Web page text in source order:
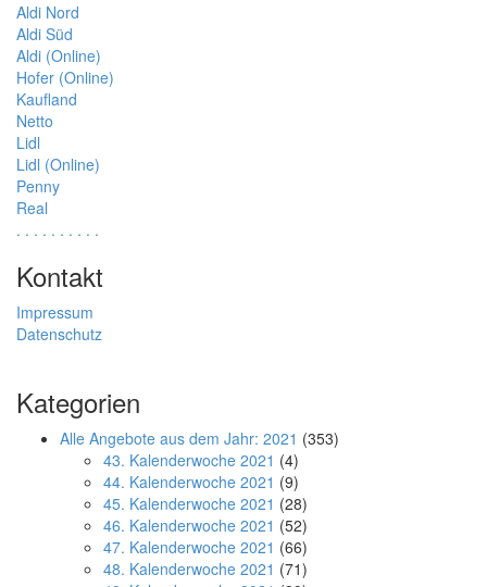
Aldi Nord
Aldi Süd
Aldi (Online)
Hofer (Online)
Kaufland
Netto
Lidl
Lidl (Online)
Penny
Real
. . . . . . . . . .
Kontakt
Impressum
Datenschutz
Kategorien
Alle Angebote aus dem Jahr: 2021 (353)
43. Kalenderwoche 2021 (4)
44. Kalenderwoche 2021 (9)
45. Kalenderwoche 2021 (28)
46. Kalenderwoche 2021 (52)
47. Kalenderwoche 2021 (66)
48. Kalenderwoche 2021 (71)